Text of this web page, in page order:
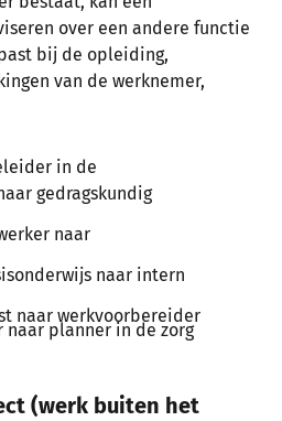
over een andere functie
bij de opleiding,
van de werknemer,
in de
gedragskundig
naar
naar intern
naar werkvoorbereider
naar planner in de zorg
(werk buiten het